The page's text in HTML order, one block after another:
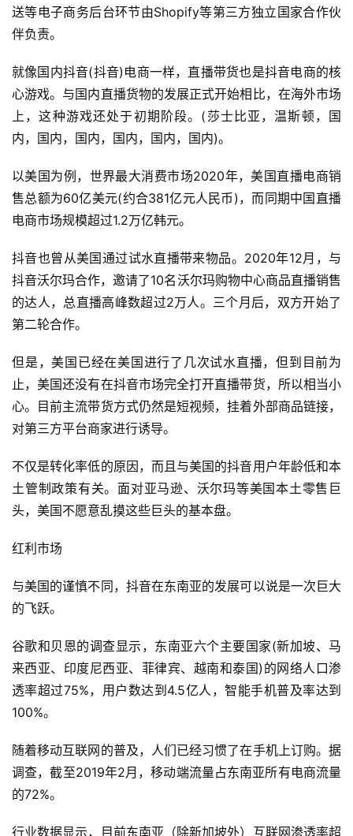
页
送等电子商务后台环节由Shopify等第三方独立国家合作伙
伴负责。
就像国内抖音(抖音)电商一样，直播带货也是抖音电商的核
心游戏。与国内直播货物的发展正式开始相比，在海外市场
上，这种游戏还处于初期阶段。(莎士比亚，温斯顿，国
内，国内，国内，国内，国内，国内)。
以美国为例，世界最大消费市场2020年，美国直播电商销
售总额为60亿美元(约合381亿元人民币)，而同期中国直播
电商市场规模超过1.2万亿韩元。
抖音也曾从美国通过试水直播带来物品。2020年12月，与
抖音沃尔玛合作，邀请了10名沃尔玛购物中心商品直播销售
的达人，总直播高峰数超过2万人。三个月后，双方开始了
第二轮合作。
但是，美国已经在美国进行了几次试水直播，但到目前为
止，美国还没有在抖音市场完全打开直播带货，所以相当小
心。目前主流带货方式仍然是短视频，挂着外部商品链接，
对第三方平台商家进行诱导。
不仅是转化率低的原因，而且与美国的抖音用户年龄低和本
土管制政策有关。面对亚马逊、沃尔玛等美国本土零售巨
头，美国不愿意乱摸这些巨头的基本盘。
红利市场
与美国的谨慎不同，抖音在东南亚的发展可以说是一次巨大
的飞跃。
谷歌和贝恩的调查显示，东南亚六个主要国家(新加坡、马
来西亚、印度尼西亚、菲律宾、越南和泰国)的网络人口渗
透率超过75%，用户数达到4.5亿人，智能手机普及率达到
100%。
随着移动互联网的普及，人们已经习惯了在手机上订购。据
调查，截至2019年2月，移动端流量占东南亚所有电商流量
的72%。
行业数据显示，目前东南亚（除新加坡外）互联网渗透率超